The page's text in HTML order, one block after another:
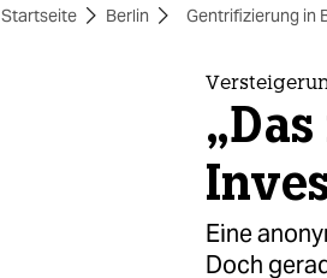
themen
Startseite Berlin Gentrifizierung in
Eine
Doch